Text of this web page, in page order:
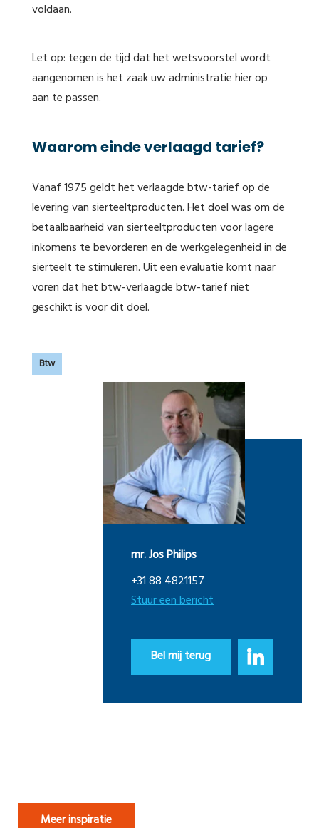
voldaan.
Let op: tegen de tijd dat het wetsvoorstel wordt
aangenomen is het zaak uw administratie hier op
aan te passen.
Waarom einde verlaagd tarief?
Vanaf 1975 geldt het verlaagde btw-tarief op de
levering van sierteeltproducten. Het doel was om de
betaalbaarheid van sierteeltproducten voor lagere
inkomens te bevorderen en de werkgelegenheid in de
sierteelt te stimuleren. Uit een evaluatie komt naar
voren dat het btw-verlaagde btw-tarief niet
geschikt is voor dit doel.
Btw
mr. Jos Philips
+31 88 4821157
Stuur een bericht
Bel mij terug
Meer inspiratie